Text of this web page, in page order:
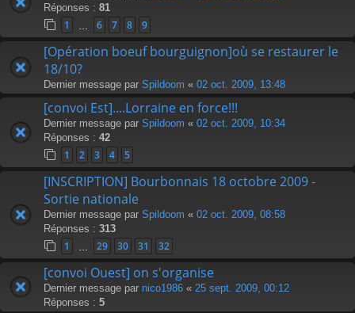
Réponses : 81
1 6 7 8 9
[Opération boeuf bourguignon]où se restaurer le
18/10?
Dernier message par Spildoom « 02 oct. 2009, 13:48
[convoi Est]....Lorraine en force!!!
Dernier message par Spildoom « 02 oct. 2009, 10:34
Réponses : 42
1 2 3 4 5
[INSCRIPTION] Bourbonnais 18 octobre 2009 -
Sortie nationale
Dernier message par Spildoom « 02 oct. 2009, 08:58
Réponses : 313
1 29 30 31 32
[convoi Ouest] on s'organise
Dernier message par nico1986 « 25 sept. 2009, 00:12
Réponses : 5